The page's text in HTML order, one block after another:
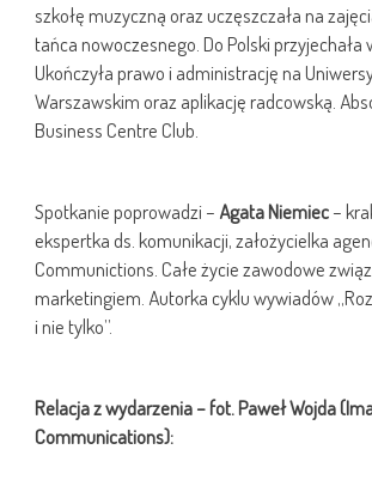
szkołę muzyczną oraz uczęszczała na
tańca nowoczesnego. Do Polski przyjechała
Ukończyła prawo i administrację na
Warszawskim oraz aplikację radcowską.
Business Centre Club.
Spotkanie poprowadzi – Agata Niemiec–
ekspertka ds. komunikacji, założycielka
Communictions. Całe życie zawodowe
marketingiem. Autorka cyklu wywiadów
i nie tylko”.
Relacja z wydarzenia – fot. Paweł Wojda
Communications):